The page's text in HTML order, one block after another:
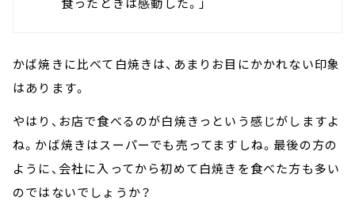
かば焼きに比べて白焼きは、あまりお目にかかれない印象
はあります。
やはり、お店で食べるのが白焼きっという感じがしますよ
ね。かば焼きはスーパーでも売ってますしね。最後の方の
ように、会社に入ってから初めて白焼きを食べた方も多い
のではないでしょうか？